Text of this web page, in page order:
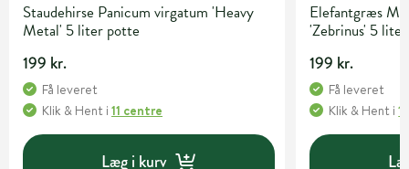
Staudehirse Panicum virgatum 'Heavy
Metal' 5 liter potte
199 kr.
Få leveret
Klik & Hent i 11 centre
Læg i kurv
Elefantgræs
'Zebrinus' 5
199 kr.
Få leveret
Klik & Hent i